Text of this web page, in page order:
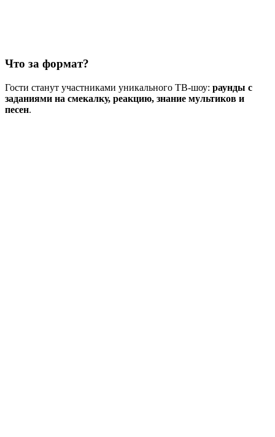
Что за формат?
Гости станут участниками уникального ТВ-шоу: раунды с
заданиями на смекалку, реакцию, знание мультиков и
песен.